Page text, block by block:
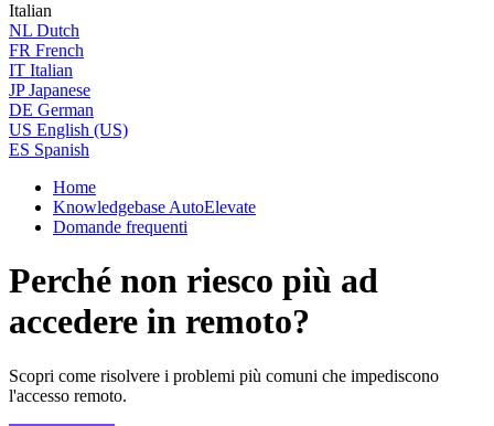
Italian
NL Dutch
FR French
IT Italian
JP Japanese
DE German
US English (US)
ES Spanish
Home
Knowledgebase AutoElevate
Domande frequenti
Perché non riesco più ad
accedere in remoto?
Scopri come risolvere i problemi più comuni che impediscono
l'accesso remoto.